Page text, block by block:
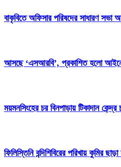
বাকৃবিতে অফিসার পরিষদের সাধারণ সভা
আসছে ‘এসআরবি’, প্রকাশিত হলো
ময়মনসিংহের চর বিনপাড়ায় টিকাদান কেন্দ্র
ফিলিস্তিনি বন্দিশিবিরের পরিখায় কুমির